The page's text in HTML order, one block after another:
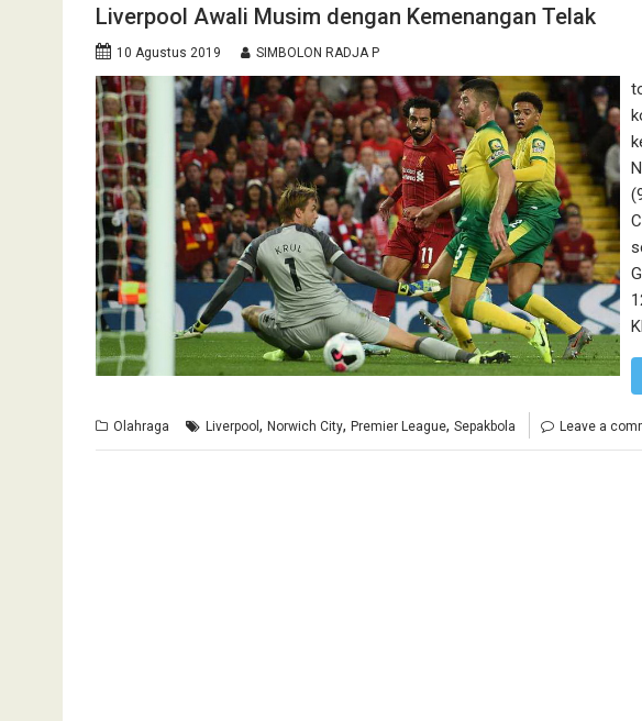
Liverpool Awali Musim dengan Kemenangan Telak
10 Agustus 2019 SIMBOLON RADJA P
Olahraga Liverpool , Norwich City, Premier League, Sepakbola Leave a